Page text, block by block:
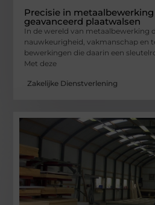
Precisie in
geavanceerd plaatwalsen
In de wereld van metaalbewerking
nauwkeurigheid, vakmanschap en
bewerkingen die daarin een
Met deze
Zakelijke Dienstverlening